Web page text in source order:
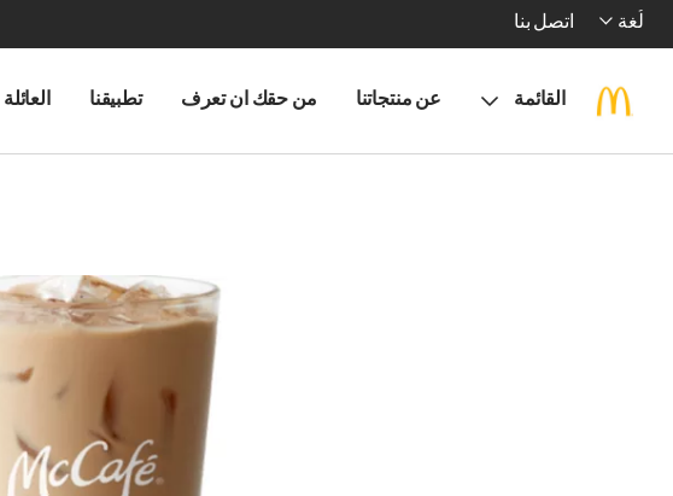
لُغة اتصل بنا
القائمة عن منتجاتنا من حقك ان تعرف تطبيقنا العائلة